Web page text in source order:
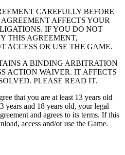
CAREFULLY BEFORE
AFFECTS YOUR
IF YOU DO NOT
THIS AGREEMENT,
ACCESS OR USE THE GAME.
A BINDING ARBITRATION
ACTION WAIVER. IT AFFECTS
PLEASE READ IT.
that you are at least 13 years old
years and 18 years old, your legal
and agrees to its terms. If this
access and/or use the Game.